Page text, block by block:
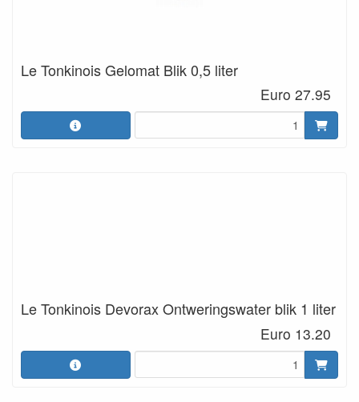
Le Tonkinois Gelomat Blik 0,5 liter
Euro 27.95
Le Tonkinois Devorax Ontweringswater blik 1 liter
Euro 13.20